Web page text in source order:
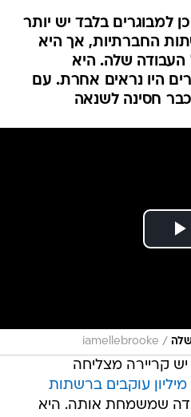
למבוגרים בלבד יש יותר
החברתיות, אך היא
שלה. היא
היו נראים אחרת. עם
חסינה לשנאה
/
iamellebrooke
קריירה מצליחה
יותר מ-3 מיליון עוקבים ברשתות
שמשמחת אותה. היא